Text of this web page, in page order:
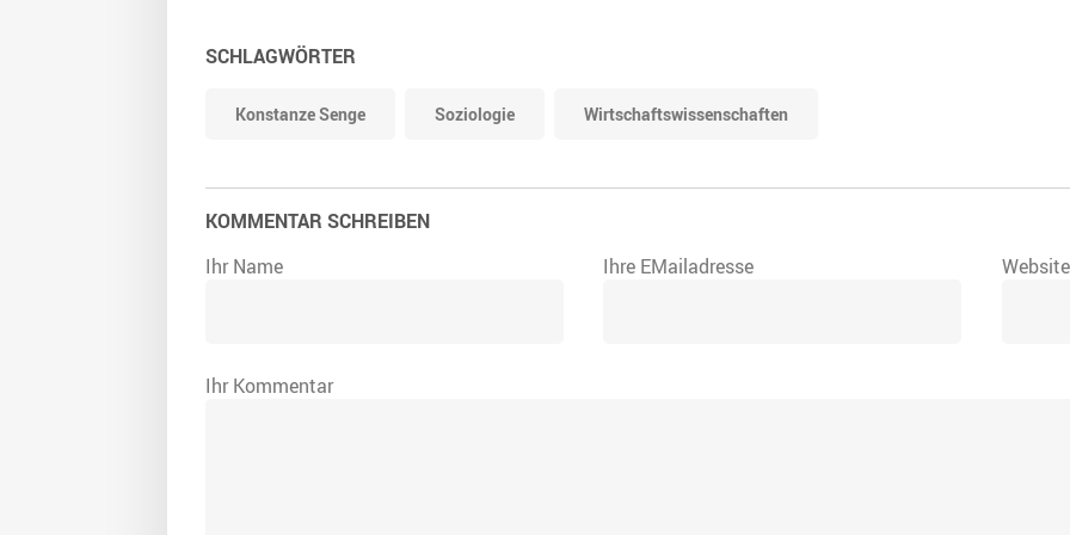
SCHLAGWÖRTER
Konstanze Senge Soziologie Wirtschaftswissenschaften
KOMMENTAR SCHREIBEN
Ihr Name
Ihre EMailadresse
Ihr Kommentar